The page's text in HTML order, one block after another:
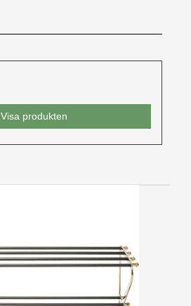
Visa produkten